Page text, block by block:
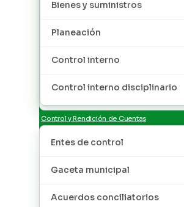
Bienes y suministros
Planeación
Control interno
Control interno disciplinario
Control y Rendición de Cuentas
Entes de control
Gaceta municipal
Acuerdos conciliatorios